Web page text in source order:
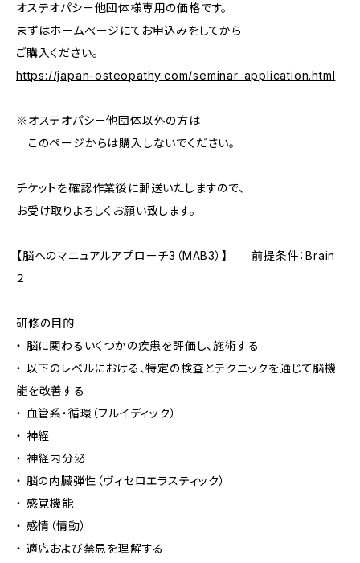
オステオパシー他団体様専用の価格です。
まずはホームぺージにてお申込みをしてから
ご購入ください。
https://japan-osteopathy.com/seminar_application.html
※オステオパシー他団体以外の方は
このページからは購入しないでください。
チケットを確認作業後に郵送いたしますので、
お受け取りよろしくお願い致します。
【脳へのマニュアルアプローチ3（MAB3）】 前提条件：Brain
２
研修の目的
・ 脳に関わるいくつかの疾患を評価し、施術する
・ 以下のレベルにおける、特定の検査とテクニックを通じて脳機
能を改善する
・ 血管系・循環（フルイディック）
・ 神経
・ 神経内分泌
・ 脳の内臓弾性（ヴィセロエラスティック）
・ 感覚機能
・ 感情（情動）
・ 適応および禁忌を理解する